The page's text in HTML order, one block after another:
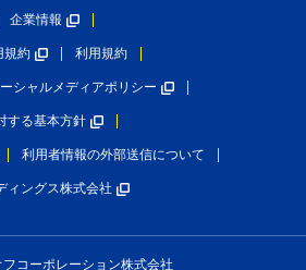
企業情報
規約 利用規約
シャルメディアポリシー
する基本方針
利用者情報の外部送信について
ィングス株式会社
フコーポレーション株式会社